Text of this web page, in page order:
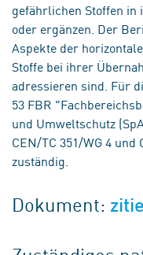
gefährlichen Stoffen
oder ergänzen. Der
Aspekte der
Stoffe bei ihrer
adressieren sind. Für
53 FBR
und Umweltschutz
CEN/TC 351/WG 4 und
zuständig.
Dokument: